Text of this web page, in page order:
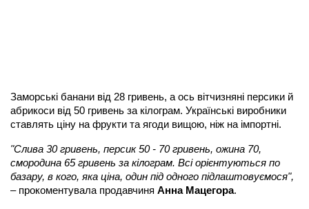
Заморські банани від 28 гривень, а ось вітчизняні персики й
абрикоси від 50 гривень за кілограм. Українські виробники
ставлять ціну на фрукти та ягоди вищою, ніж на імпортні.
"Слива 30 гривень, персик 50 - 70 гривень, ожина 70,
смородина 65 гривень за кілограм. Всі орієнтуються по
базару, в кого, яка ціна, один під одного підлаштовуємося",
– прокоментувала продавчиня Анна Мацегора.